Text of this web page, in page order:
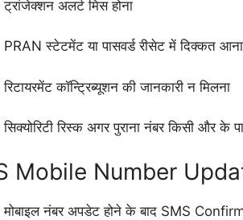
ट्रांजेक्शन अलर्ट मिस होना
PRAN स्टेटमेंट या पासवर्ड रीसेट में दिक्कत आना
रिटायरमेंट कॉन्ट्रिब्यूशन की जानकारी न मिलना
सिक्योरिटी रिस्क अगर पुराना नंबर किसी और के
Mobile Number
मोबाइल नंबर अपडेट होने के बाद SMS